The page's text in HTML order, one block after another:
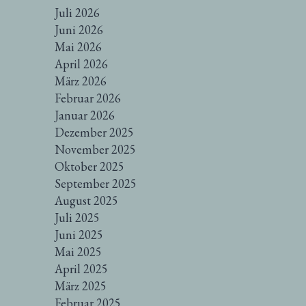
Juli 2026
Juni 2026
Mai 2026
April 2026
März 2026
Februar 2026
Januar 2026
Dezember 2025
November 2025
Oktober 2025
September 2025
August 2025
Juli 2025
Juni 2025
Mai 2025
April 2025
März 2025
Februar 2025